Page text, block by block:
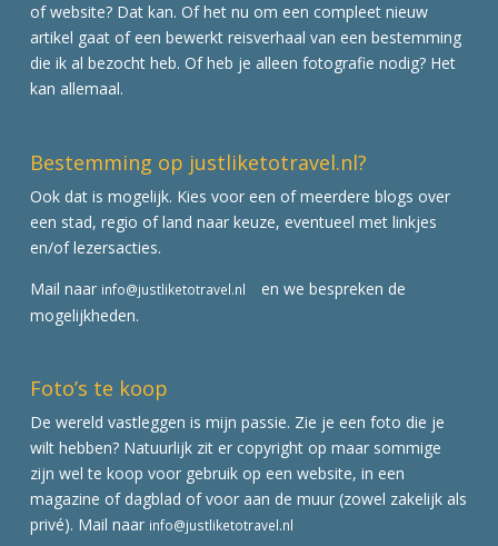
of website? Dat kan. Of het nu om een compleet nieuw
artikel gaat of een bewerkt reisverhaal van een bestemming
die ik al bezocht heb. Of heb je alleen fotografie nodig? Het
kan allemaal.
Bestemming op justliketotravel.nl?
Ook dat is mogelijk. Kies voor een of meerdere blogs over
een stad, regio of land naar keuze, eventueel met linkjes
en/of lezersacties.
Mail naar info@justliketotravel.nl
en we bespreken de
mogelijkheden.
Foto’s te koop
De wereld vastleggen is mijn passie. Zie je een foto die je
wilt hebben? Natuurlijk zit er copyright op maar sommige
zijn wel te koop voor gebruik op een website, in een
magazine of dagblad of voor aan de muur (zowel zakelijk als
privé). Mail naar info@justliketotravel.nl